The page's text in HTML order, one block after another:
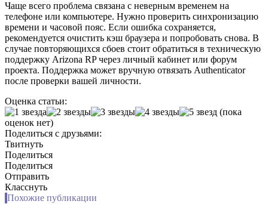
Чаще всего проблема связана с неверным временем на
телефоне или компьютере. Нужно проверить синхронизацию
времени и часовой пояс. Если ошибка сохраняется,
рекомендуется очистить кэш браузера и попробовать снова. В
случае повторяющихся сбоев стоит обратиться в техническую
поддержку Arizona RP через личный кабинет или форум
проекта. Поддержка может вручную отвязать Authenticator
после проверки вашей личности.
Оценка статьи:
(пока
оценок нет)
Поделиться с друзьями:
Твитнуть
Поделиться
Поделиться
Отправить
Класснуть
Похожие публикации